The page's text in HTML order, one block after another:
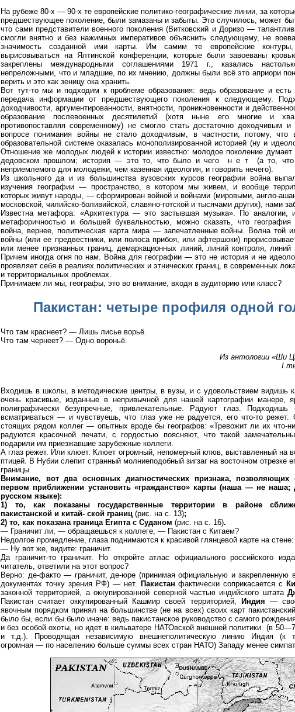
На рубеже 80-х — 90-х те европейские политико-географические линии, за
предшествующее поколение, были замазаны и забыты. Это случилось, может
что сами представители военного поколения (Витковский и Доризо —
смогли внятно и без нажимных императивов объяснить следующему, не
значимость созданной ими карты. Им самим те европейские
вырисовываться на Ялтинской конференции, которые были завоеваны
закреплены международными соглашения­ми 1971 г., казались
непреложными, что и младшие, по их мнению, должны были всё это априори
верить и это как зеницу ока хранить.
Вот тут-то мы и подходим к проблеме образования: ведь образование и
передача информации от предшествующего поколения к следующему.
доходчивости, аргументированности, внятности, проникновенности и
образование послевоенных десятилетий (хотя ныне его многие и
противопоставляя современному) не смогло стать достаточно доходчивым
вопросе понимания войны не стало доходчивым, в частности, потому, что
образовательной системе оказалась монополизированной историей (ну и
Отношение же молодых людей к истории известно: молодое поколение
дедовском прошлом; история — это то, что было и чего н е т (а то, что
неприемлемого для молодежи, чем казенная идеология, и говорить нечего).
Из школьного да и из большинства вузовских курсов географии война
изучения географии — пространство, в котором мы живем, и вообще
которых живут народы, — сформирован войной и войнами (мировыми, англо-
московской, чилийско-боливийской, славяно-готской и тысячами других), нами
Известна метафора: «Архитектура — это застывшая музыка». По
метафоричностью и большей буквальностью, можно сказать, что
война, вернее, политическая карта мира — запечатленные войны. Волна той
войны (или ее предвестники, или полоса прибоя, или афтершоки)
или менее признанных границ, демаркационных линий, линий контроля, линий
Причем иногда огня по нам. Война для географии — это не история и не
проявляет себя в реалиях политических и этнических границ, в современных
и территориальных проблемах.
Принимаем ли мы, географы, это во внимание, входя в аудиторию или класс?
Пакистан: четыре профиля одной
Что там краснеет? — Лишь лисье ворьё.
Что там чернеет? — Одно вороньё.
Из антологии «Ши
I
Входишь в школы, в методические центры, в вузы, и с удовольствием видишь
очень красивые, изданные в непривычной для нашей картографии манере,
полиграфически безупречные, привлекательные. Радуют глаз. Подходишь
всматриваться — и чувствуешь, что глаз уже не радуется, его что-то режет.
стоящих рядом коллег — опытных вроде бы географов: «Тревожит ли их что-
радуются красочной печати, с гордостью поясняют, что такой
подарили им приезжавшие зарубежные коллеги.
А глаз режет. Или клюет. Клюет огромный, непомерный клюв, выставленный на
птицей. В Нубии слепит странный молниеподобный зигзаг на восточном отрезке
границы.
Внимание, вот два основных диагностических признака, позволяющих
первом приближении установить «граждан­ство» карты (наша — не наша;
русском языке):
1) то, как показаны государственные территории в районе
пакистанской и китай- ской границ (рис. на с. 13);
2) то, как показана граница Египта с Суданом (рис. на с. 16).
— Граничит ли, — обращаешься к коллеге, — Пакистан с Китаем?
Недолгое промедление, глаза поднимаются к красивой глянцевой карте на стене:
— Ну вот же, видите: граничит.
Да граничит-то граничит. Но откройте атлас официального российского
читатель, ответили на этот вопрос?
Верно: де-факто — граничит, де-юре (принимая официальную и закрепленную
документах точку зрения РФ) — нет. Пакистан фактически соприкасается с
законной территорией, а оккупированной северной частью индийского штата
Пакистан считает оккупированный Кашмир своей территорией,
Индия —
явочным порядком принял на большинстве (не на всех) своих карт
было бы, если бы было иначе: ведь пакистанское руководство с самого
и без особой охоты, но идет в кильватере НАТОвской внешней политики (в
и т.д.). Проводящая независимую внешнеполитическую линию Индия (к
огромная — по населению больше суммы всех стран НАТО) Западу менее